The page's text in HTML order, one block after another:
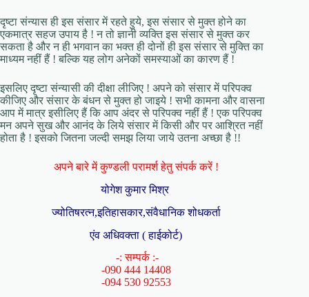
दृष्टा संन्यास ही इस संसार में रहते हुये, इस संसार से मुक्त होने का
एकमात्र सहज उपाय है ! न तो ज्ञानी व्यक्ति इस संसार से मुक्त कर
सकता है और न ही भगवान का भक्त ही दोनों ही इस संसार से मुक्ति का
माध्यम नहीं हैं ! बल्कि यह लोग अनेकों समस्याओं का कारण हैं !
इसलिए दृष्टा संन्यासी की दीक्षा लीजिए ! अपने को संसार में परिपक्व
कीजिए और संसार के बंधन से मुक्त हो जाइये ! सभी कामना और वासना
आप में मात्र इसीलिए हैं कि आप अंदर से परिपक्व नहीं हैं ! एक परिपक्व
मन अपने सुख और आनंद के लिये संसार में किसी और पर आश्रित नहीं
होता है ! इसको जितना जल्दी समझ लिया जाये उतना अच्छा है !!
अपने बारे में कुण्डली परामर्श हेतु संपर्क करें !
योगेश कुमार मिश्र
ज्योतिषरत्न,इतिहासकार,संवैधानिक शोधकर्ता
एंव अधिवक्ता ( हाईकोर्ट)
-: सम्पर्क :-
-090 444 14408
-094 530 92553